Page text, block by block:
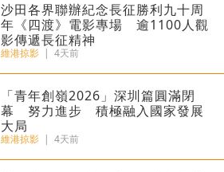
沙田各界聯辦紀念長征勝利九十周
年《四渡》電影專場 逾1100人觀
影傳遞長征精神
維港掠影 | 4天前
「青年創嶺2026」深圳篇圓滿閉
幕 努力進步 積極融入國家發展
大局
維港掠影 | 4天前